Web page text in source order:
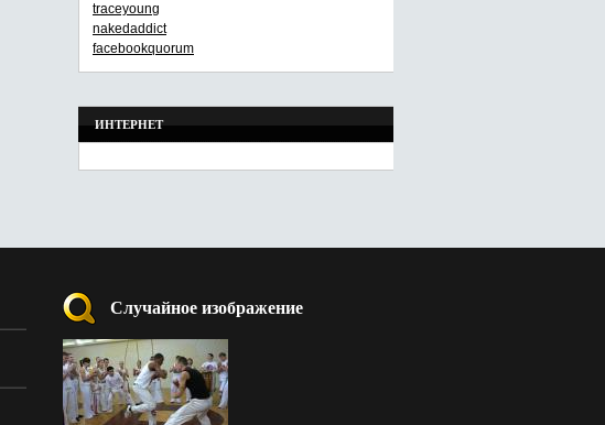
traceyoung
nakedaddict
facebookquorum
ИНТЕРНЕТ
Случайное изображение